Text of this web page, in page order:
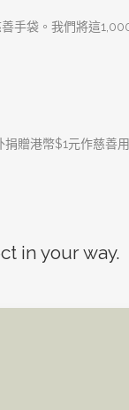
手袋。我們將這
贈港幣$1元作慈善用
in your way.